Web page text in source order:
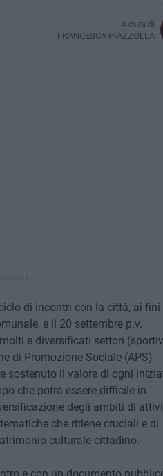
A cura di
FRANCESCA PIAZZOLLA
di incontri con la città, ai fini
e il 20 settembre p.v.
e diversificati settori
di Promozione Sociale (APS)
sostenuto il valore di ogni
che potrà essere difficile in
degli ambiti di
che ritiene cruciali e di
culturale cittadino.